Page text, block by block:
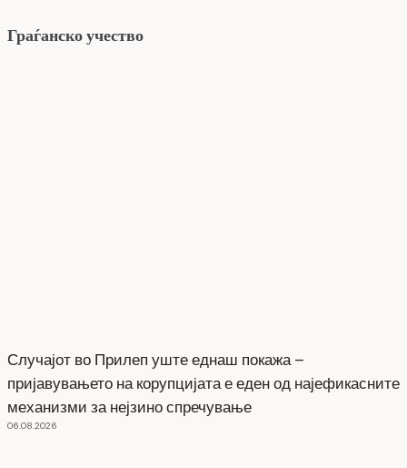
Граѓанско учество
Случајот во Прилеп уште еднаш покажа –
пријавувањето на корупцијата е еден од најефикасните
механизми за нејзино спречување
06.08.2026